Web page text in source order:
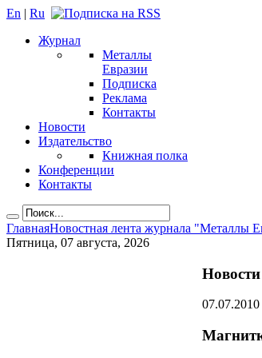
En | Ru
Журнал
Металлы
Евразии
Подписка
Реклама
Контакты
Новости
Издательство
Книжная полка
Конференции
Контакты
ГлавнаяНовостная лента журнала "Металлы
Пятница, 07 августа, 2026
Новости
07.07.2010